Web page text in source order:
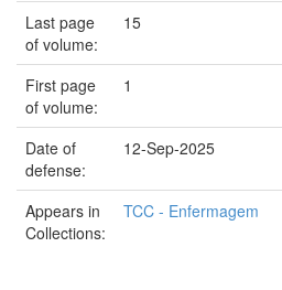
Last page
of volume:
15
First page
of volume:
1
Date of
defense:
12-Sep-2025
Appears in
Collections:
TCC - Enfermagem